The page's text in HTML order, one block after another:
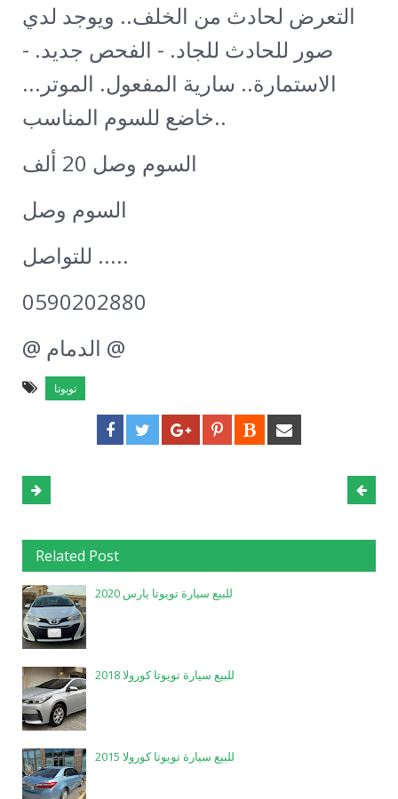
التعرض لحادث من الخلف.. ويوجد لدي
صور للحادث للجاد. - الفحص جديد. -
الاستمارة.. سارية المفعول. الموتر...
خاضع للسوم المناسب..
السوم وصل 20 ألف
السوم وصل
للتواصل .....
0590202880
@ الدمام @
تويوتا
Related Post
للبيع سيارة تويوتا يارس 2020
للبيع سيارة تويوتا كورولا 2018
للبيع سيارة تويوتا كورولا 2015